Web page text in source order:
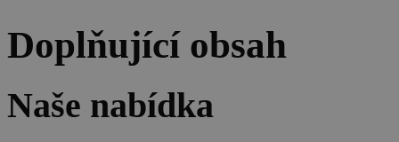
Doplňující obsah
Naše nabídka